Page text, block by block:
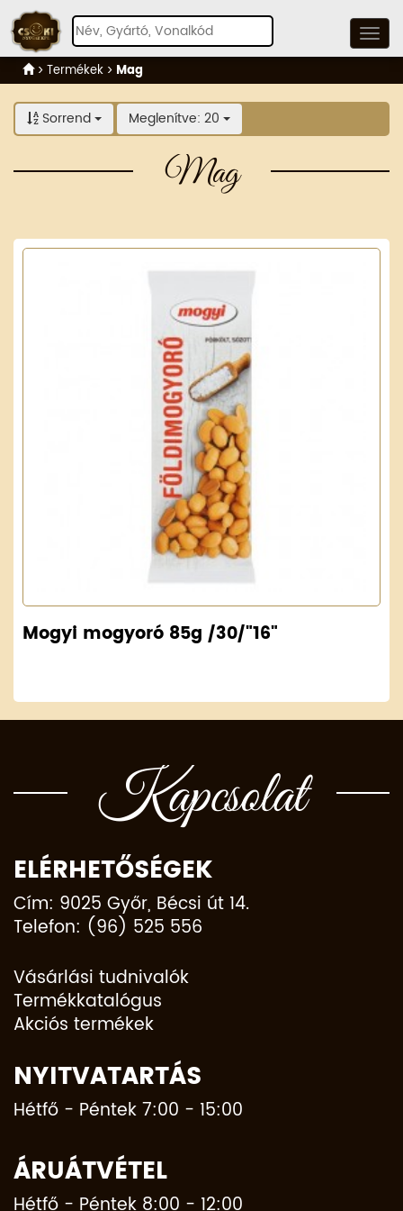
Termékek Mag
Sorrend Meglenítve: 20
Mag
Mogyi mogyoró 85g /30/"16"
Kapcsolat
ELÉRHETŐSÉGEK
Cím: 9025 Győr, Bécsi út 14.
Telefon: (96) 525 556
Vásárlási tudnivalók
Termékkatalógus
Akciós termékek
NYITVATARTÁS
Hétfő - Péntek 7:00 - 15:00
ÁRUÁTVÉTEL
Hétfő - Péntek 8:00 - 12:00